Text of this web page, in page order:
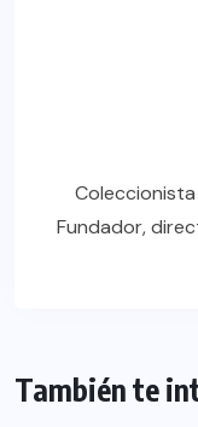
Fundador,
También te